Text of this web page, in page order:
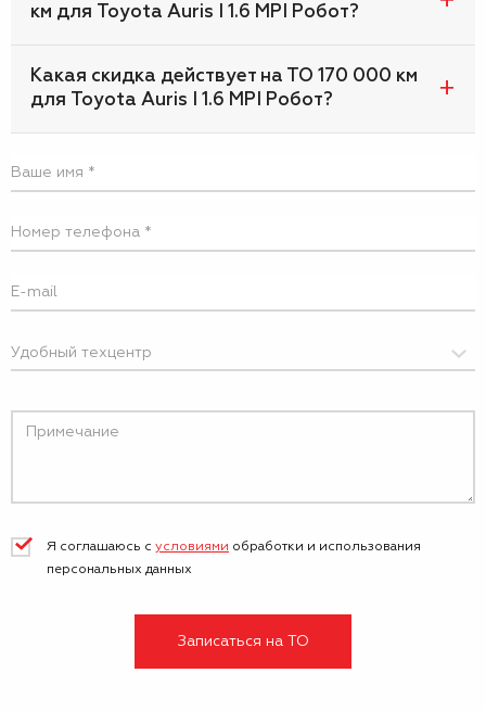
км для Toyota Auris I 1.6 MPI Робот?
Какая скидка действует на ТО 170 000 км
для Toyota Auris I 1.6 MPI Робот?
Я соглашаюсь с условиями обработки и использования
персональных данных
Записаться на ТО